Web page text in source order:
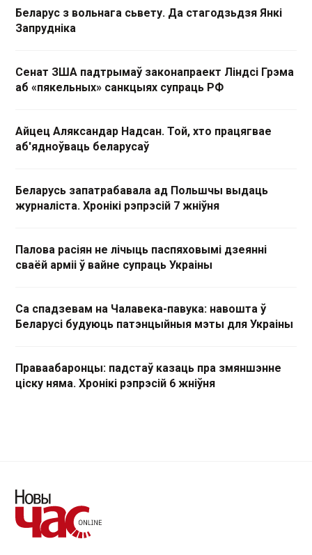
Беларус з вольнага сьвету. Да стагодзьдзя Янкі
Запрудніка
Сенат ЗША падтрымаў законапраект Ліндсі Грэма
аб «пякельных» санкцыях супраць РФ
Айцец Аляксандар Надсан. Той, хто працягвае
аб'ядноўваць беларусаў
Беларусь запатрабавала ад Польшчы выдаць
журналіста. Хронікі рэпрэсій 7 жніўня
Палова расіян не лічыць паспяховымі дзеянні
сваёй арміі ў вайне супраць Украіны
Са спадзевам на Чалавека-павука: навошта ў
Беларусі будуюць патэнцыйныя мэты для Украіны
Праваабаронцы: падстаў казаць пра змяншэнне
ціску няма. Хронікі рэпрэсій 6 жніўня